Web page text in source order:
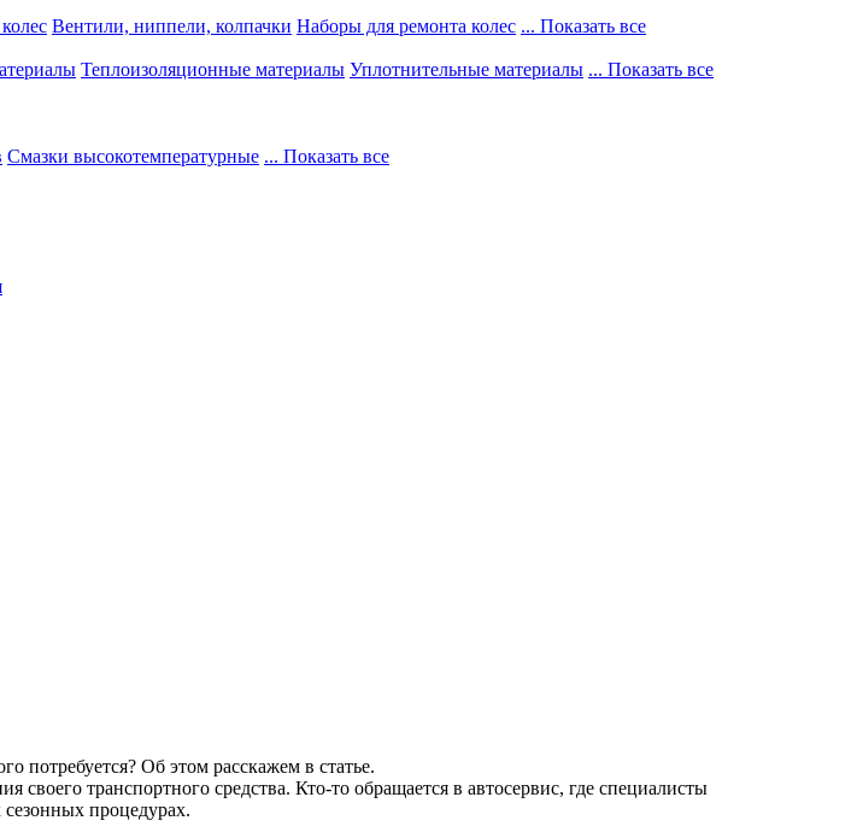
Вентили, ниппели, колпачки Наборы для ремонта колес ... Показать все
Теплоизоляционные материалы Уплотнительные материалы ... Показать все
Смазки высокотемпературные ... Показать все
потребуется? Об этом расскажем в статье.
транспортного средства. Кто-то обращается в автосервис, где специалисты
процедурах.